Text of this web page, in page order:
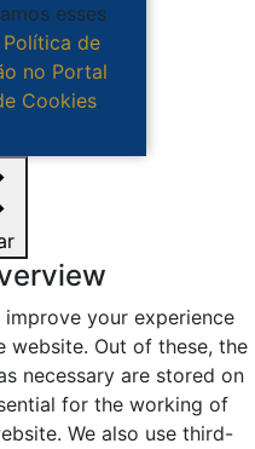
esses
Política de
no Portal
Cookies.
your experience
website. Out of these, the
necessary are stored on
for the working of
We also use third-